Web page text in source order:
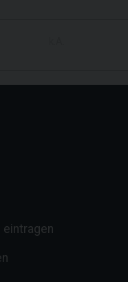
eintragen